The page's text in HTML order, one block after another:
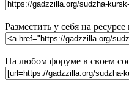
Разместить у себя на
На любом форуме в своем